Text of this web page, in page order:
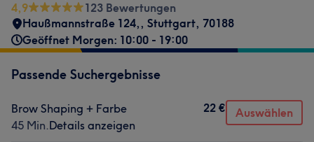
4,9
123 Bewertungen
Haußmannstraße 124,, Stuttgart, 70188
Geöffnet Morgen: 10:00 - 19:00
Passende Suchergebnisse
Brow Shaping + Farbe
45 Min.Details anzeigen
22 € Auswählen